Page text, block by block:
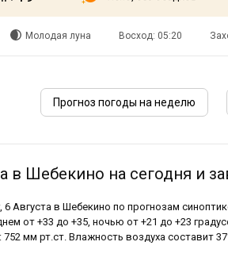
Молодая луна Восход: 05:20
Прогноз погоды на неделю
в Шебекино на сегодня и
6 Августа в Шебекино по прогнозам
от +33 до +35, ночью от +21 до +23
752 мм рт.ст. Влажность воздуха составит